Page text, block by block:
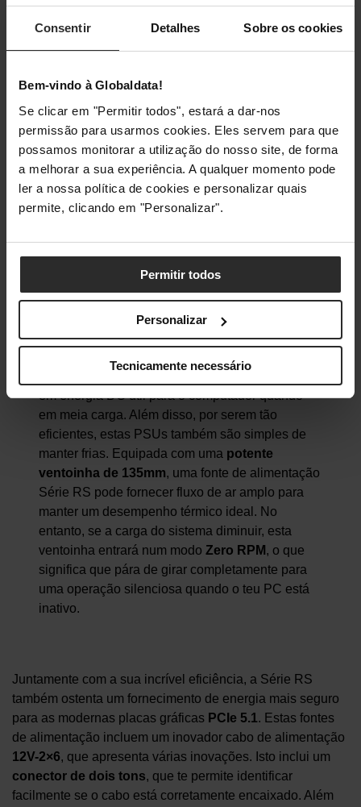
Consentir Detalhes Sobre os cookies
Bem-vindo à Globaldata!
Se clicar em "Permitir todos", estará a dar-nos
permissão para usarmos cookies. Eles servem para que
possamos monitorar a utilização do nosso site, de forma
a melhorar a sua experiência. A qualquer momento pode
ler a nossa política de cookies e personalizar quais
permite, clicando em "Personalizar".
Permitir todos
Personalizar
Tecnicamente necessário
Graças a isto, a Série RS pode fornecer uma
em energia DC útil para o computador quando
em meia carga. Além disso, por serem tão
eficientes, estas PSUs também são simples de
manter frias. Equipada com uma potente
ventoinha de 135mm, uma fonte de alimentação
Série RS pode fornecer fluxo de ar amplo para
manter um desempenho térmico ideal. No
entanto, se a carga do sistema diminuir, esta
ventoinha entrará num modoZero RPM , o que
significa que pára de girar completamente para
uma operação silenciosa quando o teu PC está
inativo.
Juntamente com a sua incrível eficiência, a Série RS
também ostenta um fornecimento de energia mais seguro
para as modernas placas gráficas PCIe 5.1. Estas fontes
de alimentação incluem um inovador cabo de alimentação
12V-2×6, que apresenta várias inovações. Isto inclui um
conector de dois tons, que te permite identificar
facilmente se o cabo está corretamente encaixado. Além